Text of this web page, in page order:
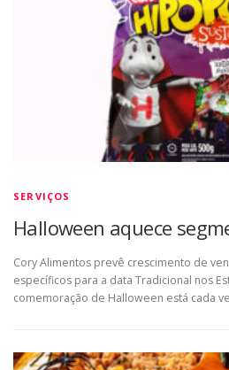
SERVIÇOS
Halloween aquece
Cory Alimentos prevê crescimento de
específicos para a data Tradicional nos
comemoração de Halloween está cada